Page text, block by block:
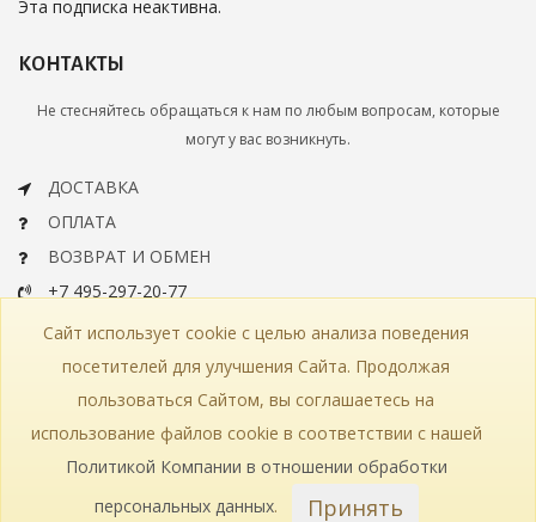
Эта подписка неактивна.
КОНТАКТЫ
Не стесняйтесь обращаться к нам по любым вопросам, которые
могут у вас возникнуть.
ДОСТАВКА
ОПЛАТА
ВОЗВРАТ И ОБМЕН
+7 495-297-20-77
info@bohemiaartclassic.ru
СКАЧАТЬ КАТАЛОГ
КАТАЛОГ
ПОЛИТИКА КОНФИДЕНЦИАЛЬНОСТИ
СТАТЬИ
ПРОИЗВОДСТВО
© 2018—2026 Bohemia Art Classic
Сайт использует cookie с целью анализа поведения
посетителей для улучшения Сайта. Продолжая
пользоваться Сайтом, вы соглашаетесь на
использование файлов cookie в соответствии с нашей
Политикой Компании в отношении обработки
персональных данных. Принять